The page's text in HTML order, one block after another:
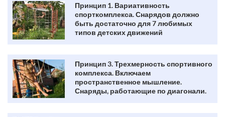
Принцип 1. Вариативность
спорткомплекса. Снарядов должно
быть достаточно для 7 любимых
типов детских движений
Принцип 3. Трехмерность спортивного
комплекса. Включаем
пространственное мышление.
Снаряды, работающие по диагонали.